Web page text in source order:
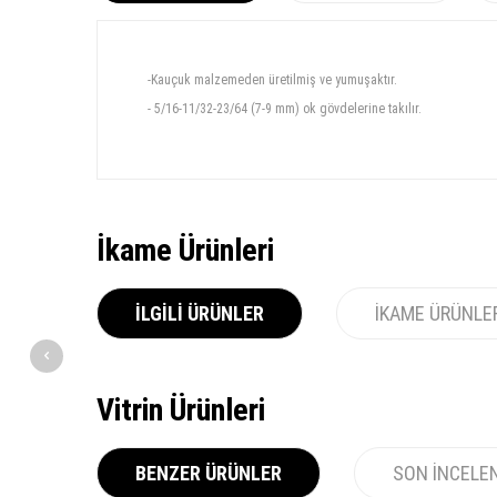
-Kauçuk malzemeden üretilmiş ve yumuşaktır.
- 5/16-11/32-23/64 (7-9 mm) ok gövdelerine takılır.
İkame Ürünleri
İLGILI ÜRÜNLER İKAME
Vitrin Ürünleri
BENZER ÜRÜNLER SON